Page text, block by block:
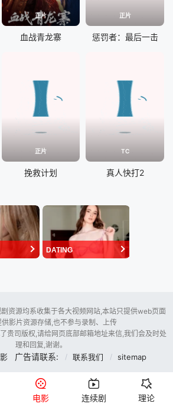
正片
血战青龙寨
正片
惩罚者：最后一击
正片
挽救计划
TC
真人快打2
DATING
资源均系收集于各大视频网站,本站只提供web页面
影片资源存储,也不参与录制、上传
贵司版权,请给网页底部邮箱地址来信,我们会及时处
理和回复,谢谢。
广告请联系: 联系我们 sitemap
电影 连续剧 理论